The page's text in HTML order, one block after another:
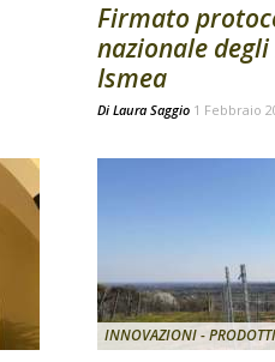
Firmato
nazionale
Ismea
Di Laura Saggio 1 Febbraio
INNOVAZIONI -